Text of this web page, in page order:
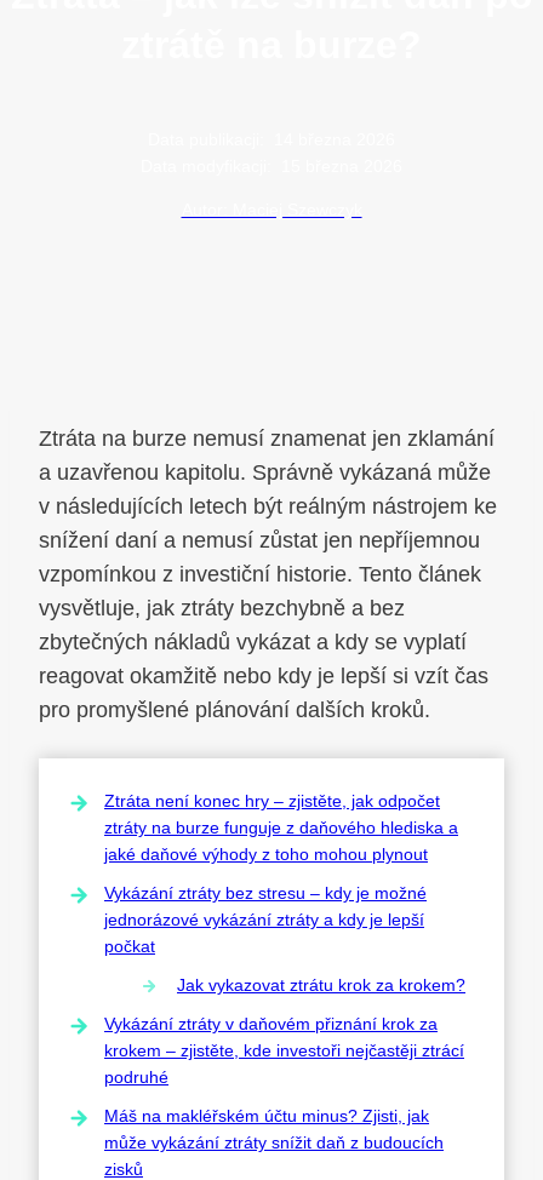
Ztráta na burze nemusí znamenat jen zklamání
a uzavřenou kapitolu. Správně vykázaná může
v následujících letech být reálným nástrojem ke
snížení daní a nemusí zůstat jen nepříjemnou
vzpomínkou z investiční historie. Tento článek
vysvětluje, jak ztráty bezchybně a bez
zbytečných nákladů vykázat a kdy se vyplatí
reagovat okamžitě nebo kdy je lepší si vzít čas
pro promyšlené plánování dalších kroků.
Ztráta není konec hry – zjistěte, jak odpočet
ztráty na burze funguje z daňového hlediska a
jaké daňové výhody z toho mohou plynout
Vykázání ztráty bez stresu – kdy je možné
jednorázové vykázání ztráty a kdy je lepší
počkat
Jak vykazovat ztrátu krok za krokem?
Vykázání ztráty v daňovém přiznání krok za
krokem – zjistěte, kde investoři nejčastěji ztrácí
podruhé
Máš na makléřském účtu minus? Zjisti, jak
může vykázání ztráty snížit daň z budoucích
zisků